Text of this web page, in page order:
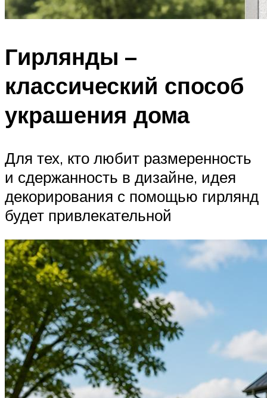
Гирлянды –
классический способ
украшения дома
Для тех, кто любит размеренность
и сдержанность в дизайне, идея
декорирования с помощью гирлянд
будет привлекательной